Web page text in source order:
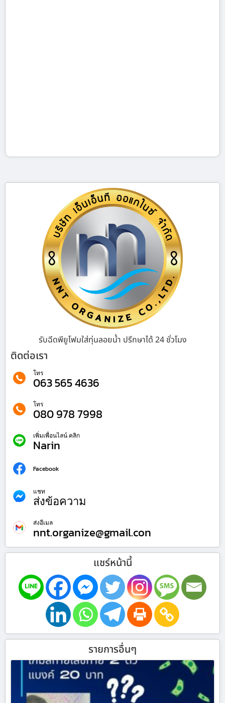
รับฉีดพียูโฟมใส่ทุ่นลอยน้ำ ปรึกษาได้ 24 ชั่วโมง
ติดต่อเรา
โทร
063 565 4636
โทร
080 978 7998
เพิ่มเพื่อนไลน์ คลิก
Narin
Facebook
แชท
ส่งข้อความ
ส่งอีเมล
nnt.organize@gmail.con
แชร์หน้านี้
รายการอื่นๆ